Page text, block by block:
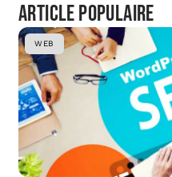
Article populaire
WEB